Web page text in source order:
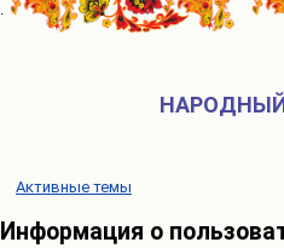
Активные темы
Информация о